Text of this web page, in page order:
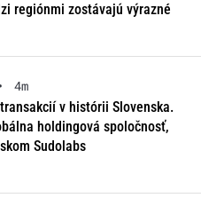
regiónmi zostávajú výrazné
4m
v histórii Slovenska.
holdingová spoločnosť,
Sudolabs